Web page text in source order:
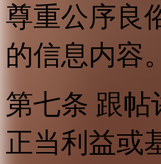
尊重公序良
的信息内容。
第七条 跟
正当利益或